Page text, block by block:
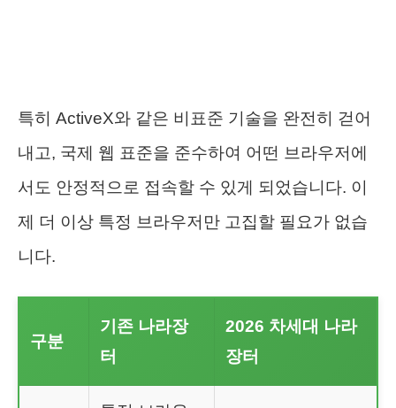
특히 ActiveX와 같은 비표준 기술을 완전히 걷어
내고, 국제 웹 표준을 준수하여 어떤 브라우저에
서도 안정적으로 접속할 수 있게 되었습니다. 이
제 더 이상 특정 브라우저만 고집할 필요가 없습
니다.
구분
기존 나라장
터
2026 차세대 나라
장터